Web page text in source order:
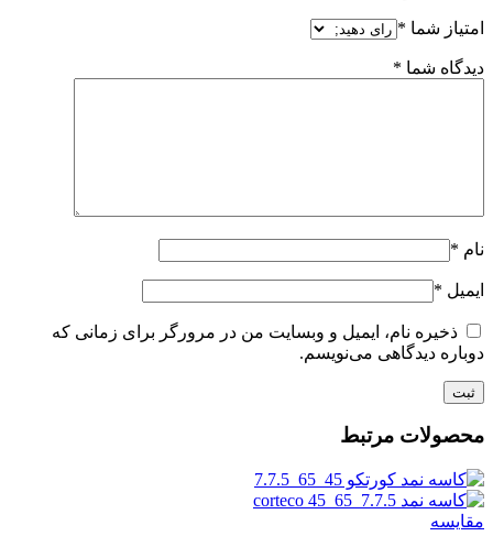
امتیاز شما *
دیدگاه شما *
نام *
ایمیل *
ذخیره نام، ایمیل و وبسایت من در مرورگر برای زمانی که
دوباره دیدگاهی می‌نویسم.
محصولات مرتبط
مقايسه